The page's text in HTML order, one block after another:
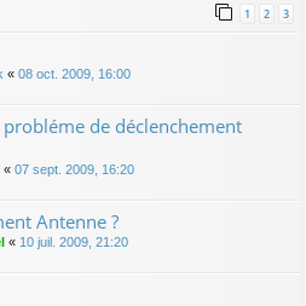
1 2 3
« 08 oct. 2009, 16:00
probléme de déclenchement
« 07 sept. 2009, 16:20
Antenne ?
« 10 juil. 2009, 21:20